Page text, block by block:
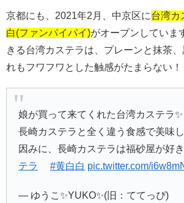
京都にも、2021年2月、中京区に台湾カ
白(ファンパイパイ)がオープンしていま
きる台湾カステラは、プレーンと抹茶
れもフワフワとした触感がたまらない！
娘が買って来てくれた台湾カステラ✨
長崎カステラと全く違う食感で美味
因みに、長崎カステラは福砂屋が好
テラ
#黄白白 pic.twitter.com/
— ゆうこ✨YUKO✨(旧：ててっぴ)